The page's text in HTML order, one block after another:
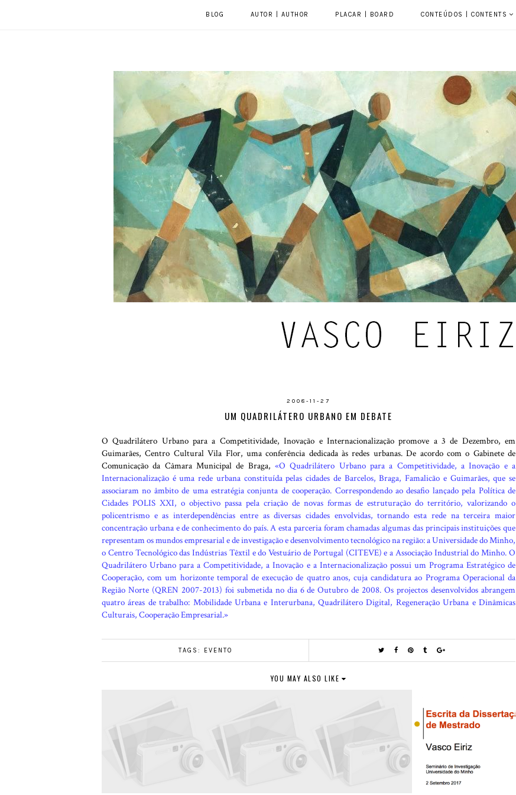
BLOG AUTOR | AUTHOR PLACAR | BOARD CONTEÚDOS | CONTENTS
2008-11-27
UM QUADRILÁTERO URBANO EM DEBATE
O Quadrilátero Urbano para a Competitividade, Inovação e Internacionalização promove a 3 de Dezembro, em
Guimarães, Centro Cultural Vila Flor, uma conferência dedicada às redes urbanas. De acordo com o Gabinete de
Comunicação da Câmara Municipal de Braga, «O Quadrilátero Urbano para a Competitividade, a Inovação e a
Internacionalização é uma rede urbana constituída pelas cidades de Barcelos, Braga, Famalicão e Guimarães, que se
associaram no âmbito de uma estratégia conjunta de cooperação. Correspondendo ao desafio lançado pela Política de
Cidades POLIS XXI, o objectivo passa pela criação de novas formas de estruturação do território, valorizando o
policentrismo e as interdependências entre as diversas cidades envolvidas, tornando esta rede na terceira maior
concentração urbana e de conhecimento do país. A esta parceria foram chamadas algumas das principais instituições que
representam os mundos empresarial e de investigação e desenvolvimento tecnológico na região: a Universidade do Minho,
o Centro Tecnológico das Indústrias Têxtil e do Vestuário de Portugal (CITEVE) e a Associação Industrial do Minho. O
Quadrilátero Urbano para a Competitividade, a Inovação e a Internacionalização possui um Programa Estratégico de
Cooperação, com um horizonte temporal de execução de quatro anos, cuja candidatura ao Programa Operacional da
Região Norte (QREN 2007-2013) foi submetida no dia 6 de Outubro de 2008. Os projectos desenvolvidos abrangem
quatro áreas de trabalho: Mobilidade Urbana e Interurbana, Quadrilátero Digital, Regeneração Urbana e Dinâmicas
Culturais, Cooperação Empresarial.»
TAGS: EVENTO
YOU MAY ALSO LIKE